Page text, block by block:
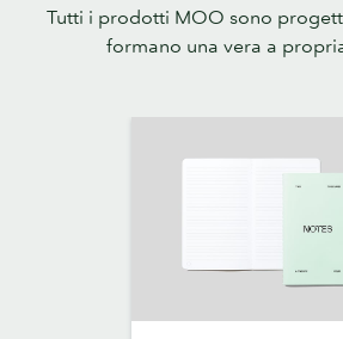
Tutti i prodotti MOO sono
formano una vera a